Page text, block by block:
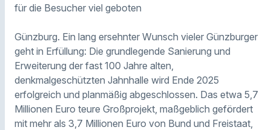
für die Besucher viel geboten
Günzburg. Ein lang ersehnter Wunsch vieler Günzburger
geht in Erfüllung: Die grundlegende Sanierung und
Erweiterung der fast 100 Jahre alten,
denkmalgeschützten Jahnhalle wird Ende 2025
erfolgreich und planmäßig abgeschlossen. Das etwa 5,7
Millionen Euro teure Großprojekt, maßgeblich gefördert
mit mehr als 3,7 Millionen Euro von Bund und Freistaat,